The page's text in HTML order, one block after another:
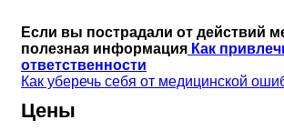
Если вы пострадали от действий
полезная информация Как
ответственности
Как уберечь себя от медицинской
Цены